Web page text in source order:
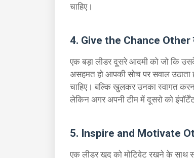
चाहिए।
4. Give the Chance Other
एक बड़ा लीडर दूसरे आदमी को जो कि
असहमत हो आपकी सोच पर सवाल उठाता
चाहिए। बल्कि खुलकर उनका स्वागत
लेकिन अगर अपनी टीम में दूसरो को
5. Inspire and Motivate
एक लीडर खुद को मोटिवेट रखने के साथ